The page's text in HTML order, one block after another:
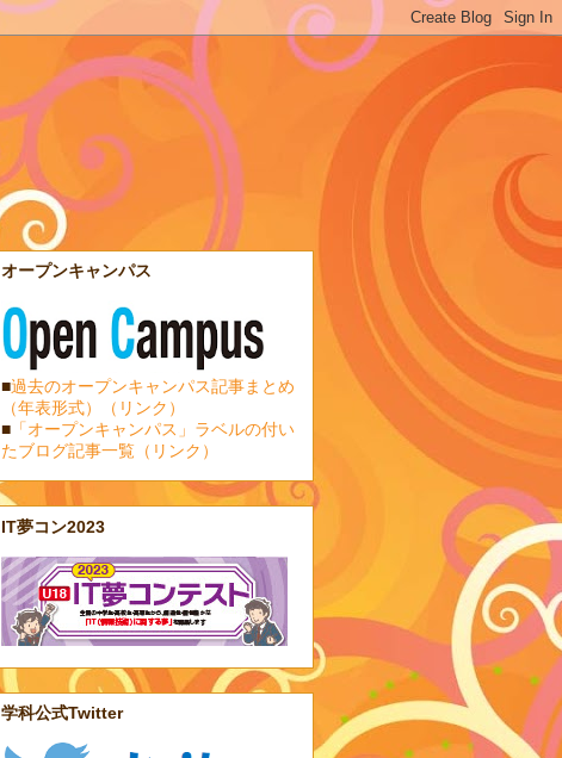
オープンキャンパス
■過去のオープンキャンパス記事まとめ
（年表形式）（リンク）
■ 「オープンキャンパス」ラベルの付い
たブログ記事一覧（リンク）
IT夢コン2023
学科公式Twitter